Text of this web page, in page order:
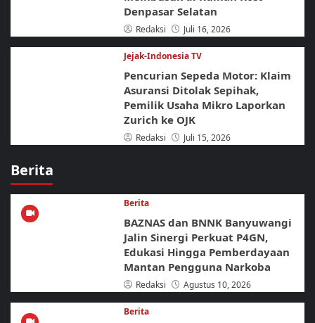
Denpasar Selatan
Redaksi Juli 16, 2026
Jejak-Indonesia TV
Pencurian Sepeda Motor: Klaim
Asuransi Ditolak Sepihak,
Pemilik Usaha Mikro Laporkan
Zurich ke OJK
Redaksi Juli 15, 2026
Berita
Berita
BAZNAS dan BNNK Banyuwangi
Jalin Sinergi Perkuat P4GN,
Edukasi Hingga Pemberdayaan
Mantan Pengguna Narkoba
Redaksi Agustus 10, 2026
Berita